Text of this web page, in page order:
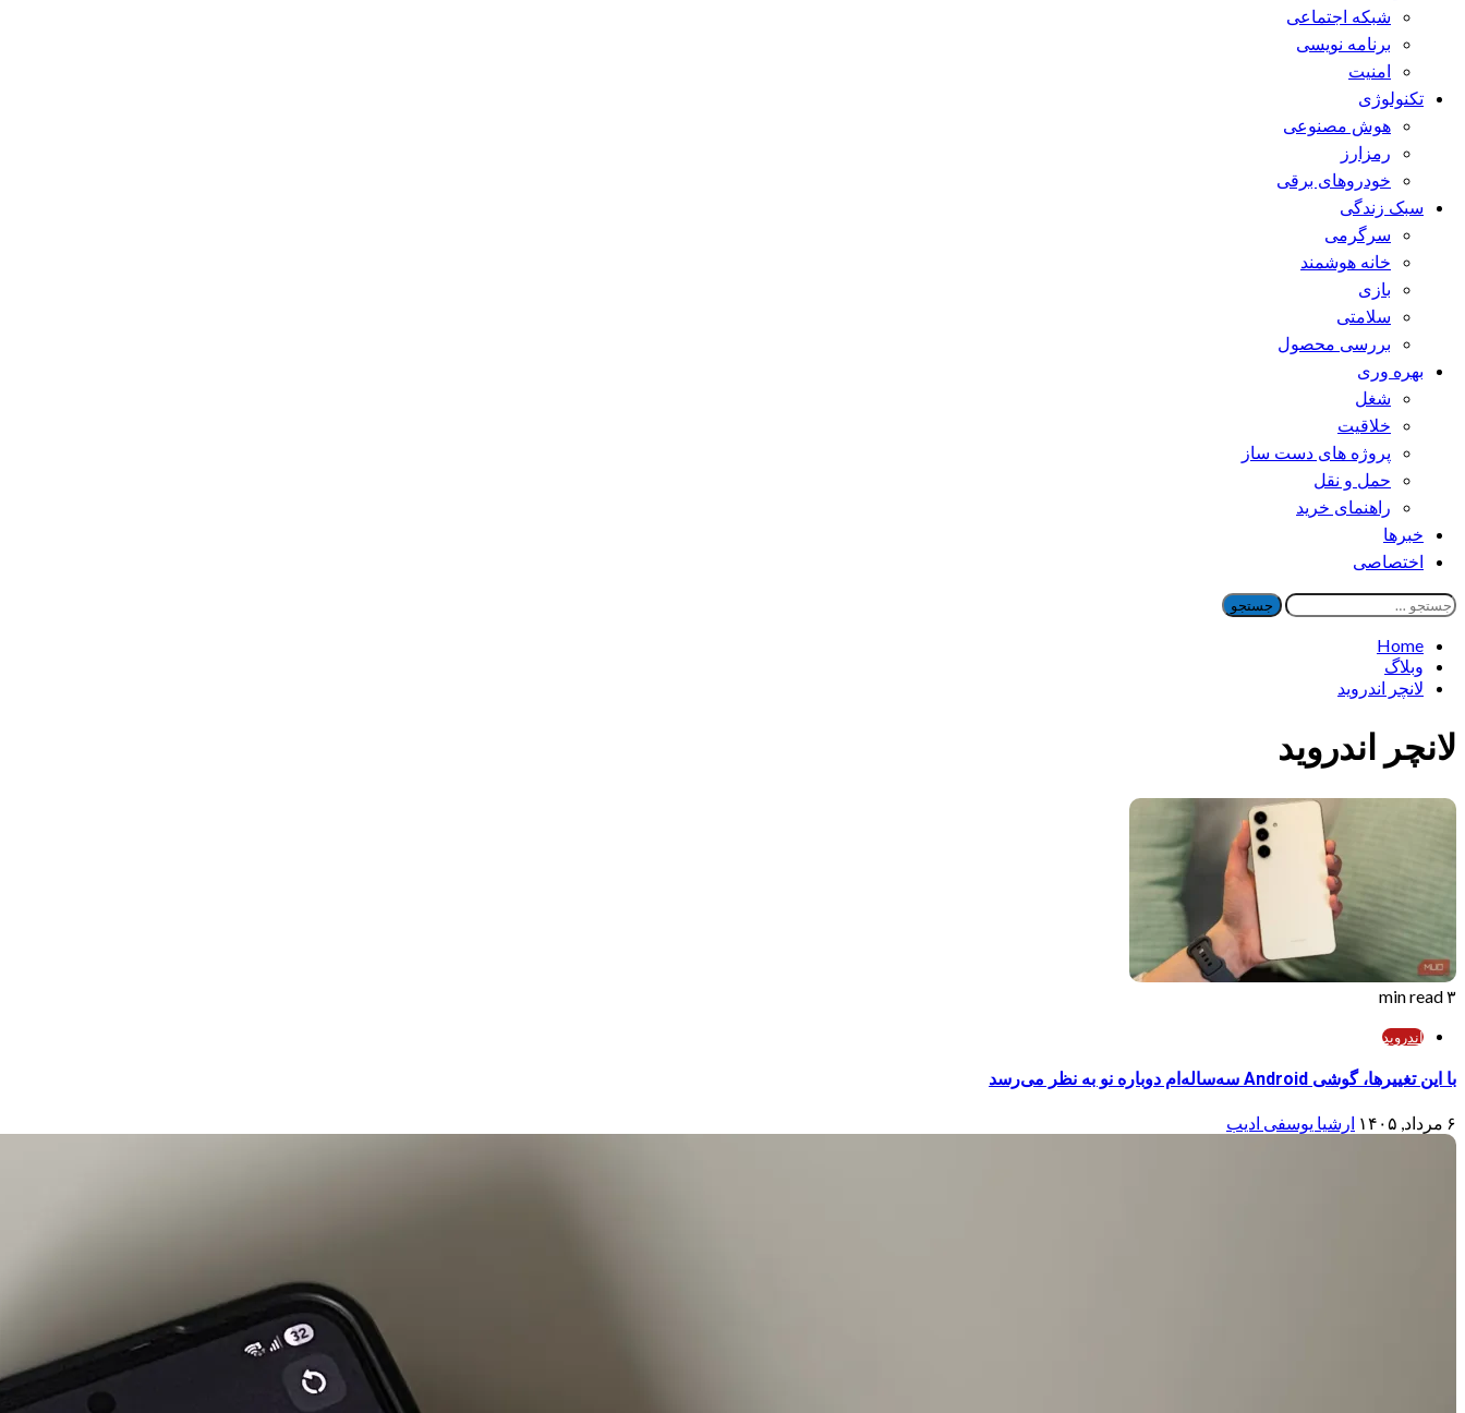
شبکه اجتماعی
برنامه نویسی
امنیت
تکنولوژی
هوش مصنوعی
رمزارز
خودروهای برقی
سبک زندگی
سرگرمی
خانه هوشمند
بازی
سلامتی
بررسی محصول
بهره وری
شغل
خلاقیت
پروژه های دست ساز
حمل و نقل
راهنمای خرید
خبرها
اختصاصی
جستجو
برای:
Home
وبلاگ
لانچر اندروید
لانچر اندروید
۳ min read
اندروید
با این تغییرها، گوشی Android سه‌ساله‌ام دوباره نو به نظر می‌رسد
۶ مرداد, ۱۴۰۵ ارشیا یوسفی ادیب